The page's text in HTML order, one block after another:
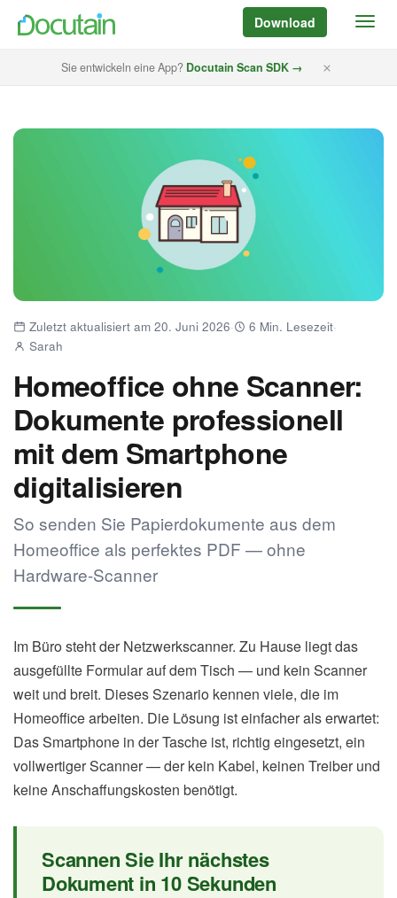
Download
Sie entwickeln eine App? Docutain Scan SDK →
Zuletzt aktualisiert am 20. Juni 2026· 6 Min. Lesezeit·
Sarah
Homeoffice ohne Scanner:
Dokumente professionell
mit dem Smartphone
digitalisieren
So senden Sie Papierdokumente aus dem
Homeoffice als perfektes PDF — ohne
Hardware-Scanner
Im Büro steht der Netzwerkscanner. Zu Hause liegt das
ausgefüllte Formular auf dem Tisch — und kein Scanner
weit und breit. Dieses Szenario kennen viele, die im
Homeoffice arbeiten. Die Lösung ist einfacher als erwartet:
Das Smartphone in der Tasche ist, richtig eingesetzt, ein
vollwertiger Scanner — der kein Kabel, keinen Treiber und
keine Anschaffungskosten benötigt.
Scannen Sie Ihr nächstes
Dokument in 10 Sekunden